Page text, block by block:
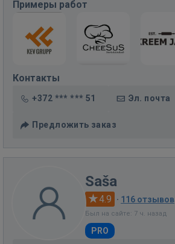
Примеры работ
Контакты
+372 *** *** 51 Эл. почта
Предложить заказ
Saša
4.9 · 116 отзывов
Был на сайте: 7 ч. назад
PRO